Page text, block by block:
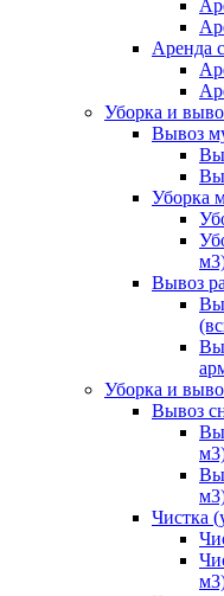
Аренда
Уборка и
Вывоз
Уборка
Вывоз
Уборка и
Вывоз
Чистка